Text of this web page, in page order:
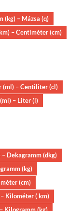
(kg) – Mázsa (q)
– Centiméter (cm)
– Centiliter (cl)
– Liter (l)
– Dekagramm (dkg)
(kg)
(cm)
Kilométer ( km)